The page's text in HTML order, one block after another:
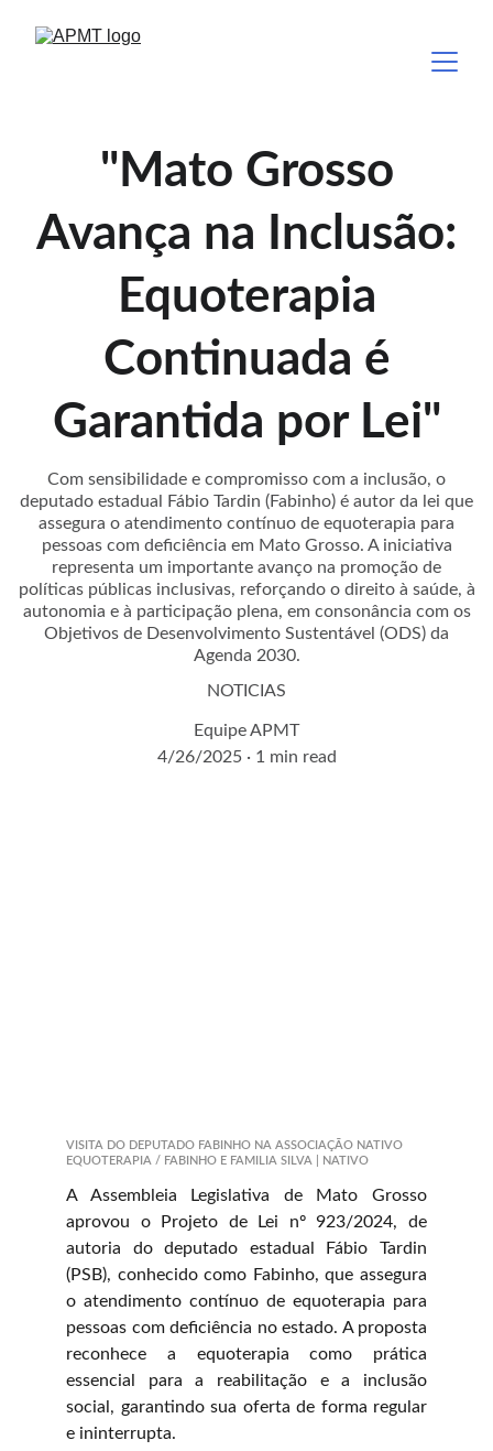
"Mato Grosso
Avança na Inclusão:
Equoterapia
Continuada é
Garantida por Lei"
Com sensibilidade e compromisso com a inclusão, o
deputado estadual Fábio Tardin (Fabinho) é autor da lei que
assegura o atendimento contínuo de equoterapia para
pessoas com deficiência em Mato Grosso. A iniciativa
representa um importante avanço na promoção de
políticas públicas inclusivas, reforçando o direito à saúde, à
autonomia e à participação plena, em consonância com os
Objetivos de Desenvolvimento Sustentável (ODS) da
Agenda 2030.
NOTICIAS
Equipe APMT
4/26/2025
1 min read
A Assembleia Legislativa de Mato Grosso
aprovou o Projeto de Lei nº 923/2024, de
autoria do deputado estadual Fábio Tardin
(PSB), conhecido como Fabinho, que assegura
o atendimento contínuo de equoterapia para
pessoas com deficiência no estado. A proposta
reconhece a equoterapia como prática
essencial para a reabilitação e a inclusão
social, garantindo sua oferta de forma regular
e ininterrupta.
VISITA DO DEPUTADO FABINHO NA ASSOCIAÇÃO NATIVO
EQUOTERAPIA / FABINHO E FAMILIA SILVA | NATIVO